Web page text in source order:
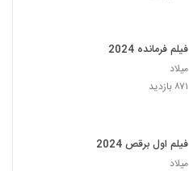
فیلم فرمانده 2024
میلاد
۸۷۱ بازدید
فیلم اول برقص 2024
میلاد